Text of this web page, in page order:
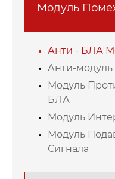
Модуль
Анти - БЛА
Анти-модуль
Модуль
БЛА
Модуль
Модуль
Сигнала